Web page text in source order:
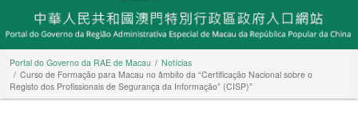
Portal do Governo da RAE de Macau
Notícias
Curso de Formação para Macau no âmbito da “Certificação Nacional sobre o
Registo dos Profissionais de Segurança da Informação” (CISP)”